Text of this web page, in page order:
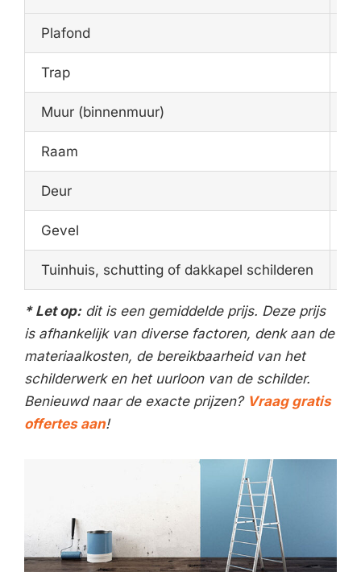
Plafond
Trap
Muur (binnenmuur)
Raam
Deur
Gevel
Tuinhuis, schutting of dakkapel schilderen
* Let op:dit is een gemiddelde prijs. Deze prijs
is afhankelijk van diverse factoren, denk aan de
materiaalkosten, de bereikbaarheid van het
schilderwerk en het uurloon van de schilder.
Benieuwd naar de exacte prijzen? Vraag gratis
offertes aan!